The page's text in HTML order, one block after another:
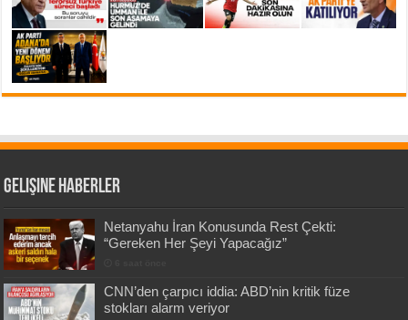
Gelişine Haberler
Netanyahu İran Konusunda Rest Çekti:
“Gereken Her Şeyi Yapacağız”
CNN’den çarpıcı iddia: ABD’nin kritik füze
stokları alarm veriyor